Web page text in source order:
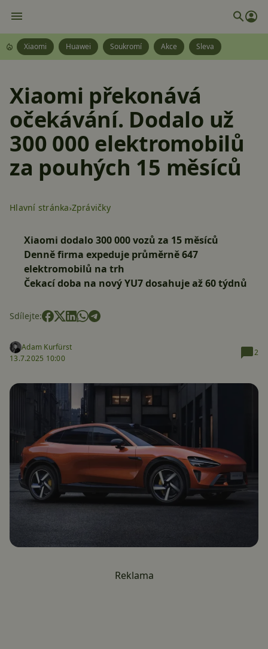
Xiaomi Huawei Soukromí Akce Sleva
Xiaomi překonává
očekávání. Dodalo už
300 000 elektromobilů
za pouhých 15 měsíců
Hlavní stránka Zprávičky
Xiaomi dodalo 300 000 vozů za 15 měsíců
Denně firma expeduje průměrně 647
elektromobilů na trh
Čekací doba na nový YU7 dosahuje až 60 týdnů
Sdílejte:
Adam Kurfürst
13.7.2025 10:00
2
Reklama